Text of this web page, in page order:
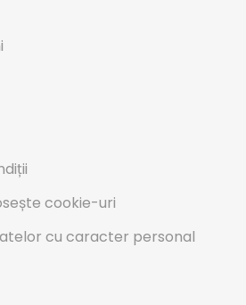
cookie-uri
cu caracter personal